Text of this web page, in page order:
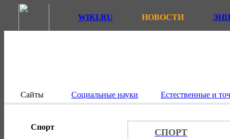
WIKI.RU НОВОСТИ
Сайты Социальные науки Естественные и
Спорт
СПОРТ